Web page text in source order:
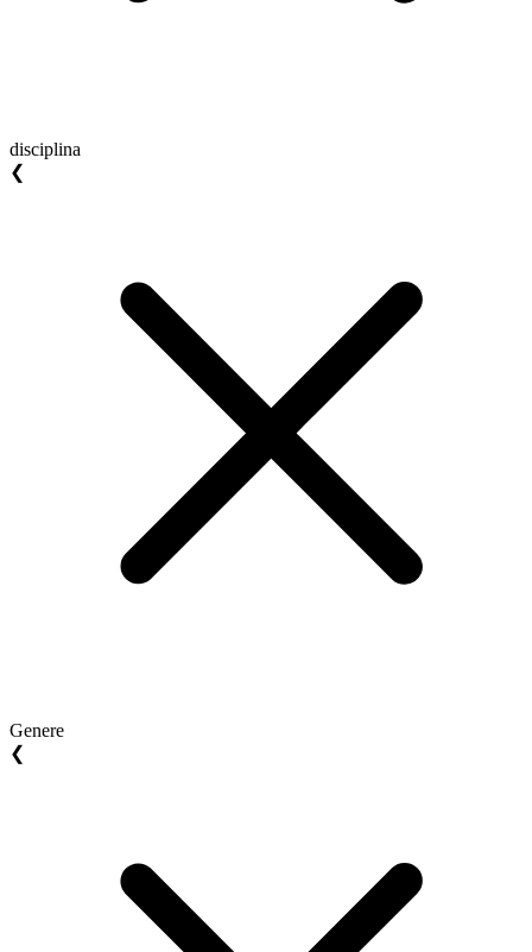
disciplina
❮
Genere
❮